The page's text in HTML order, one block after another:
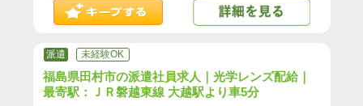
派遣 未経験OK
福島県田村市の派遣社員求人｜光学レンズ配給｜
最寄駅：ＪＲ磐越東線 大越駅より車5分